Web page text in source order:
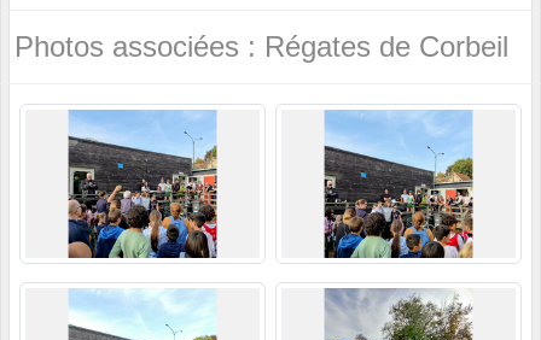
Photos associées : Régates de Corbeil